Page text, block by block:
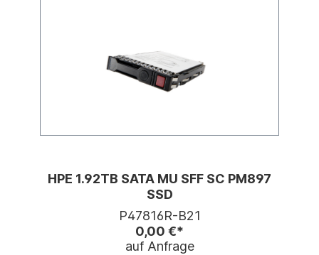
HPE 1.92TB SATA MU SFF SC PM897
SSD
P47816R-B21
0,00 €*
auf Anfrage